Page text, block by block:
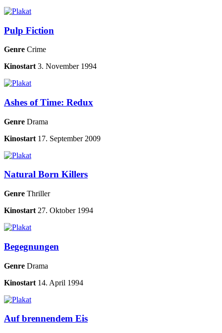
Pulp Fiction
Genre Crime
Kinostart 3. November 1994
Ashes of Time: Redux
Genre Drama
Kinostart 17. September 2009
Natural Born Killers
Genre Thriller
Kinostart 27. Oktober 1994
Begegnungen
Genre Drama
Kinostart 14. April 1994
Auf brennendem Eis